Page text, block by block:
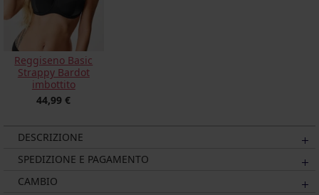
Reggiseno Basic
Strappy Bardot
imbottito
44,99 €
DESCRIZIONE
SPEDIZIONE E PAGAMENTO
CAMBIO